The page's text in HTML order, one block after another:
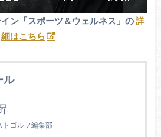
ン「スポーツ＆ウェルネス」の詳
細はこちら
ル
トゴルフ編集部